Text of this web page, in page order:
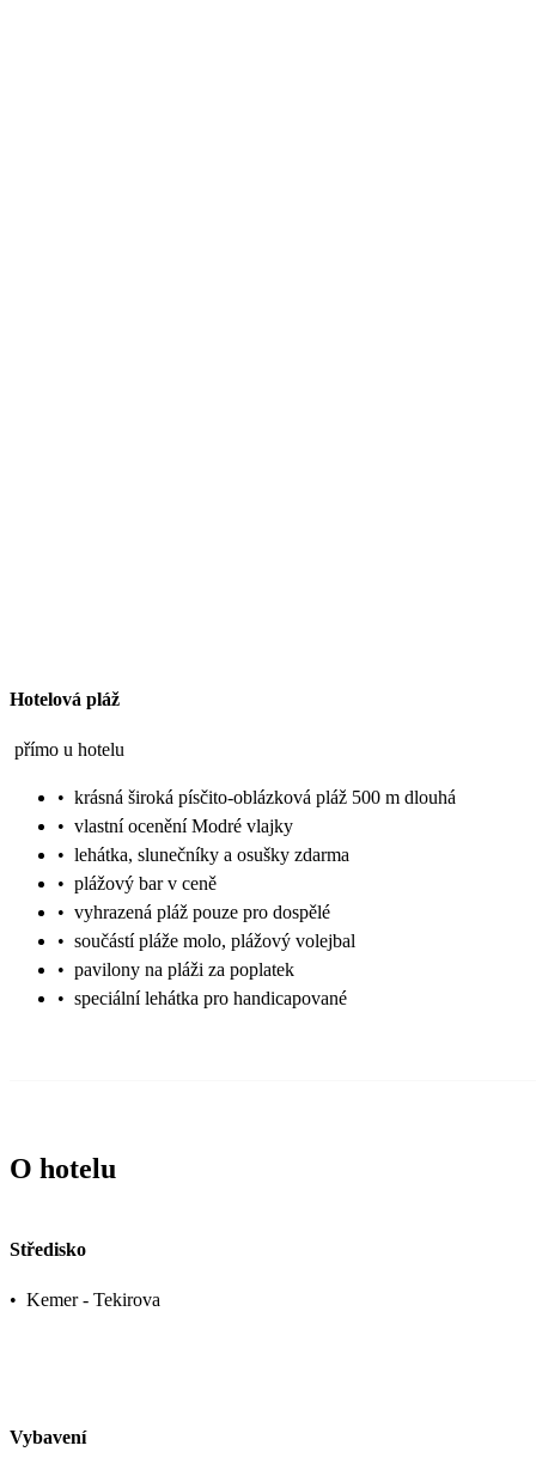
Hotelová pláž
přímo u hotelu
• krásná široká písčito-oblázková pláž 500 m dlouhá
• vlastní ocenění Modré vlajky
• lehátka, slunečníky a osušky zdarma
• plážový bar v ceně
• vyhrazená pláž pouze pro dospělé
• součástí pláže molo, plážový volejbal
• pavilony na pláži za poplatek
• speciální lehátka pro handicapované
O hotelu
Středisko
• Kemer - Tekirova
Vybavení